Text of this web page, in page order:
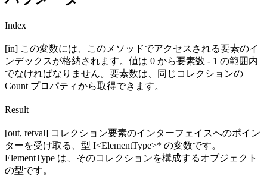
Index
[in] この変数には、このメソッドでアクセスされる要素のイ
ンデックスが格納されます。値は 0 から要素数 - 1 の範囲内
でなければなりません。要素数は、同じコレクションの
Count プロパティから取得できます。
Result
[out, retval] コレクション要素のインターフェイスへのポイン
ターを受け取る、型 I<ElementType>* の変数です。
ElementType は、そのコレクションを構成するオブジェクト
の型です。